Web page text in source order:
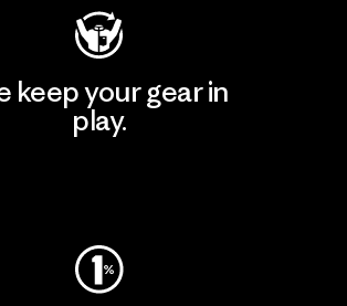
keep your gear in
play.